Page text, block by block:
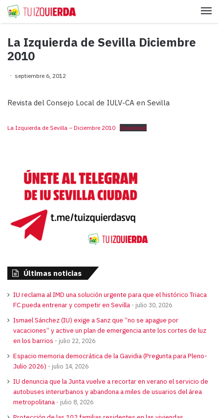
La Izquierda de Sevilla Diciembre
2010
septiembre 6, 2012
Revista del Consejo Local de IULV-CA en Sevilla
La Izquierda de Sevilla – Diciembre 2010 Download
Últimas noticias
IU reclama al IMD una solución urgente para que el histórico Triaca
FC pueda entrenar y competir en Sevilla
julio 30, 2026
Ismael Sánchez (IU) exige a Sanz que “no se apague por
vacaciones” y active un plan de emergencia ante los cortes de luz
en los barrios
julio 22, 2026
Espacio memoria democrática de la Gavidia (Pregunta para Pleno-
Julio 2026)
julio 14, 2026
IU denuncia que la Junta vuelve a recortar en verano el servicio de
autobuses interurbanos y abandona a miles de usuarios del área
metropolitana
julio 8, 2026